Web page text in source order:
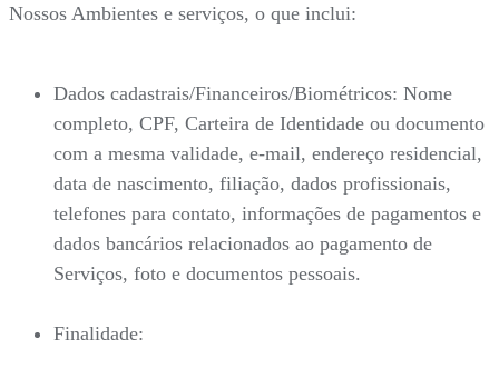
Nossos Ambientes e serviços, o que inclui:
Dados cadastrais/Financeiros/Biométricos: Nome
completo, CPF, Carteira de Identidade ou documento
com a mesma validade, e-mail, endereço residencial,
data de nascimento, filiação, dados profissionais,
telefones para contato, informações de pagamentos e
dados bancários relacionados ao pagamento de
Serviços, foto e documentos pessoais.
Finalidade: